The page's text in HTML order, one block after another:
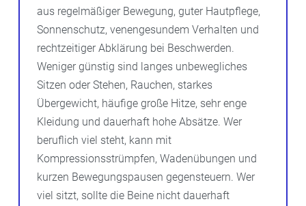
aus regelmäßiger Bewegung, guter Hautpflege,
Sonnenschutz, venengesundem Verhalten und
rechtzeitiger Abklärung bei Beschwerden.
Weniger günstig sind langes unbewegliches
Sitzen oder Stehen, Rauchen, starkes
Übergewicht, häufige große Hitze, sehr enge
Kleidung und dauerhaft hohe Absätze. Wer
beruflich viel steht, kann mit
Kompressionsstrümpfen, Wadenübungen und
kurzen Bewegungspausen gegensteuern. Wer
viel sitzt, sollte die Beine nicht dauerhaft